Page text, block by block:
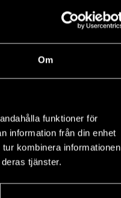
Om
funktioner för
information från din enhet
kombinera informationen
tjänster.